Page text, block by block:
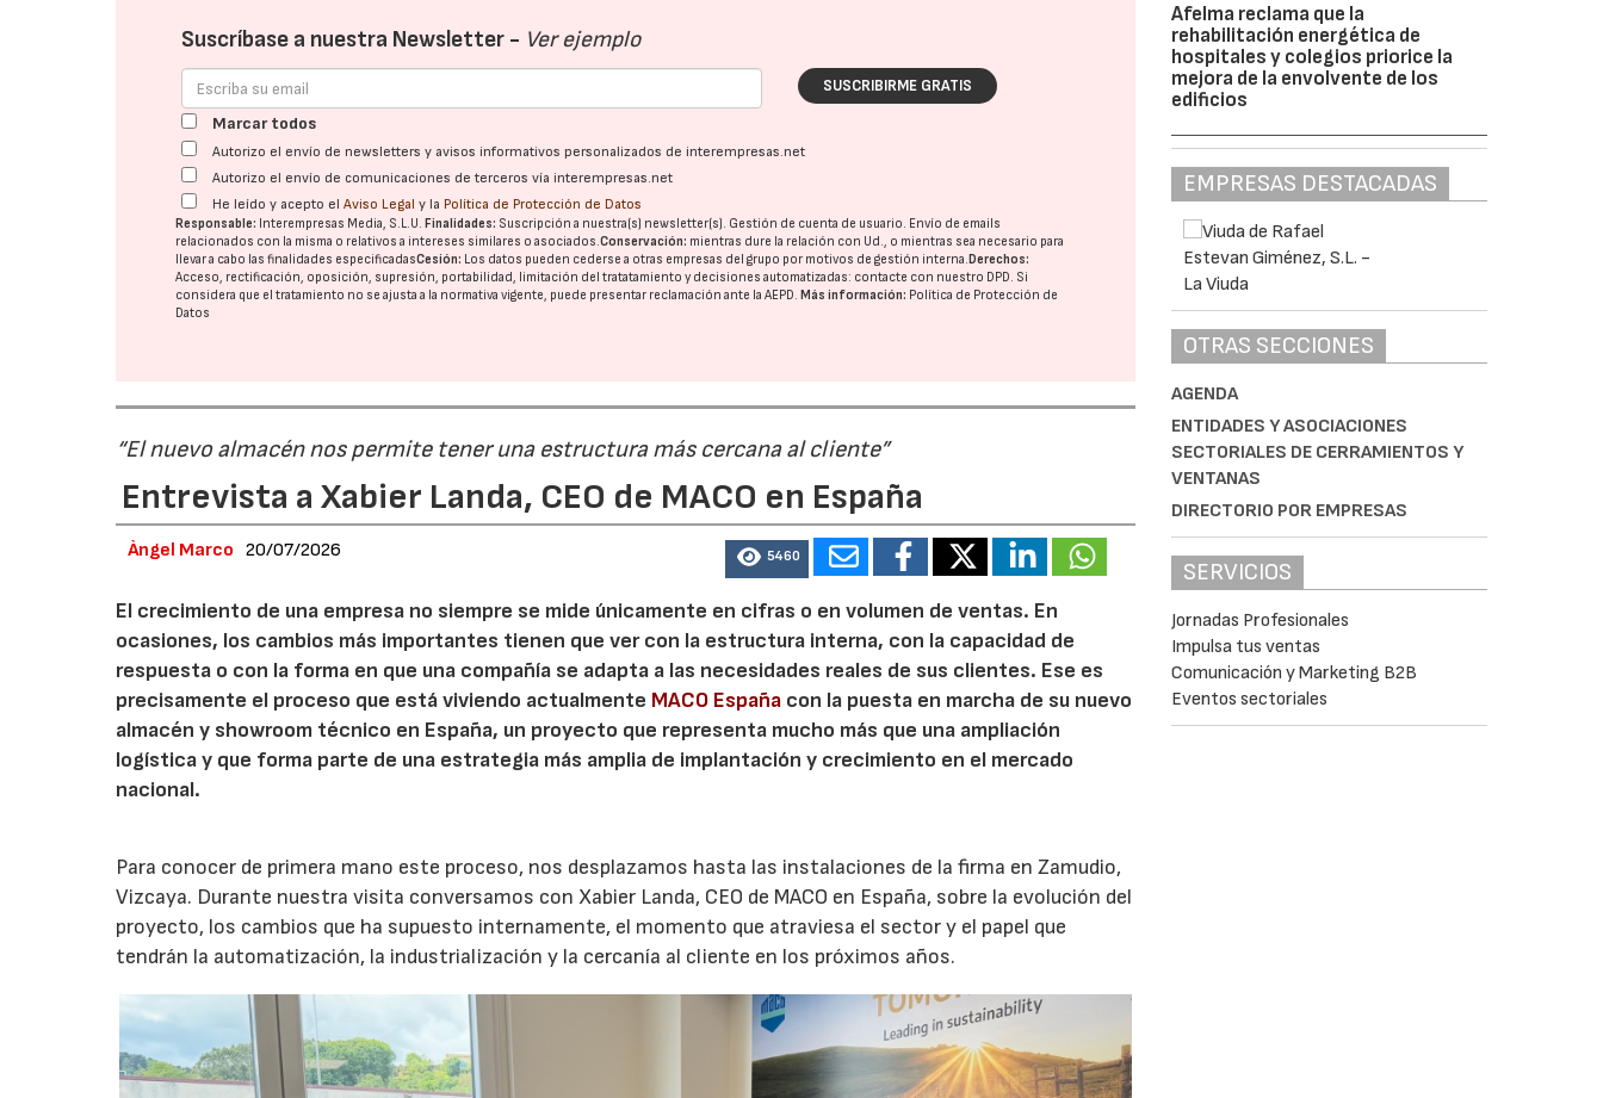
Suscríbase a nuestra Newsletter - Ver ejemplo
SUSCRIBIRME GRATIS
Marcar todos
Autorizo el envío de newsletters y avisos informativos personalizados de interempresas.net
Autorizo el envío de comunicaciones de terceros vía interempresas.net
He leído y acepto elAviso Legal y la Política de Protección de Datos
Responsable: Interempresas Media, S.L.U. Finalidades: Suscripción a nuestra(s) newsletter(s). Gestión de cuenta de usuario. Envío de emails
relacionados con la misma o relativos a intereses similares o asociados.Conservación: mientras dure la relación con Ud., o mientras sea necesario para
llevar a cabo las finalidades especificadasCesión: Los datos pueden cederse a otras empresas del grupo por motivos de gestión interna. Derechos:
Acceso, rectificación, oposición, supresión, portabilidad, limitación del tratatamiento y decisiones automatizadas: contacte con nuestro DPD. Si
considera que el tratamiento no se ajusta a la normativa vigente, puede presentar reclamación ante laAEPD. Más información: Política de Protección de
Datos
“El nuevo almacén nos permite tener una estructura más cercana al cliente”
Entrevista a Xabier Landa, CEO de MACO en España
Àngel Marco 20/07/2026 5460
El crecimiento de una empresa no siempre se mide únicamente en cifras o en volumen de ventas. En
ocasiones, los cambios más importantes tienen que ver con la estructura interna, con la capacidad de
respuesta o con la forma en que una compañía se adapta a las necesidades reales de sus clientes. Ese es
precisamente el proceso que está viviendo actualmente MACO España con la puesta en marcha de su nuevo
almacén y showroom técnico en España, un proyecto que representa mucho más que una ampliación
logística y que forma parte de una estrategia más amplia de implantación y crecimiento en el mercado
nacional.
Para conocer de primera mano este proceso, nos desplazamos hasta las instalaciones de la firma en Zamudio,
Vizcaya. Durante nuestra visita conversamos con Xabier Landa, CEO de MACO en España, sobre la evolución del
proyecto, los cambios que ha supuesto internamente, el momento que atraviesa el sector y el papel que
tendrán la automatización, la industrialización y la cercanía al cliente en los próximos años.
Afelma reclama que la
rehabilitación energética de
hospitales y colegios priorice la
mejora de la envolvente de los
edificios
EMPRESAS DESTACADAS
OTRAS SECCIONES
AGENDA
ENTIDADES Y ASOCIACIONES
SECTORIALES DE CERRAMIENTOS Y
VENTANAS
DIRECTORIO POR EMPRESAS
SERVICIOS
Jornadas Profesionales
Impulsa tus ventas
Comunicación y Marketing B2B
Eventos sectoriales